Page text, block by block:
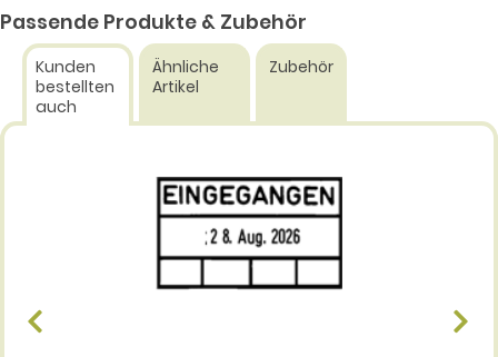
Passende Produkte & Zubehör
Kunden
bestellten
auch
Ähnliche
Artikel
Zubehör